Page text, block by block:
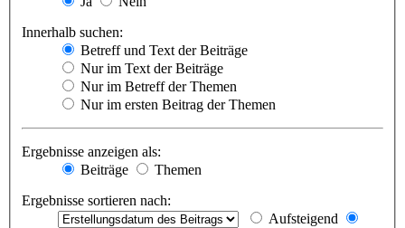
Innerhalb suchen:
Betreff und Text der Beiträge
Nur im Text der Beiträge
Nur im Betreff der Themen
Nur im ersten Beitrag der Themen
Ergebnisse anzeigen als:
Beiträge
Themen
Ergebnisse sortieren nach:
Aufsteigend